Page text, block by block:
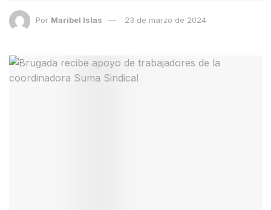
Por Maribel Islas 23 de marzo de 2024